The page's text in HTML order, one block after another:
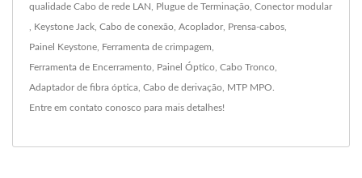
qualidade Cabo de rede LAN Plugue de Terminação Conector modular
Keystone Jack Cabo de conexão Acoplador, Prensa-cabos
Painel Keystone Ferramenta de crimpagem
Ferramenta de Encerramento Painel Óptico Cabo Tronco
Adaptador de fibra óptica Cabo de derivação MTP MPO
Entre em contato conosco para mais detalhes!